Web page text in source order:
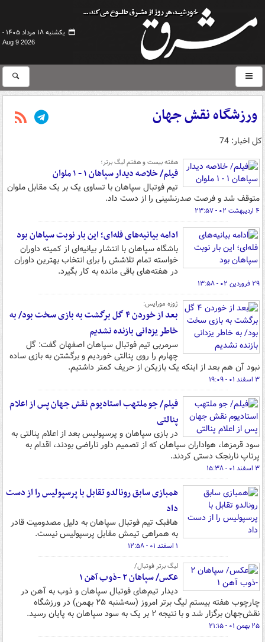
یکشنبه ۱۸ مرداد ۱۴۰۵ -
Aug 9 2026
ورزشگاه نقش جهان
کل اخبار: 74
هفته بیست و هفتم لیگ برتر؛
فیلم/ خلاصه دیدار سپاهان ۱ - ۱ ملوان
تیم فوتبال سپاهان با تساوی یک بر یک مقابل ملوان
متوقف شد و فرصت صدرنشینی را از دست داد.
۴ اردیبهشت ۰۲ - ۲۳:۵۷
ادامه بیانیه‌های فله‌ای؛ این بار نوبت سپاهان بود
باشگاه سپاهان با انتشار بیانیه‌ای از کمیته داوران
خواسته تمام تلاشش را برای انتخاب بهترین داوران
در هفته‌های باقی مانده به کار بگیرد.
۲۹ فروردین ۰۲ - ۱۳:۵۸
ژوزه مورایس:
بعد از خوردن ۴ گل برگشت به بازی سخت بود/ به
خاطر یزدانی بازنده نشدیم
سرمربی تیم فوتبال سپاهان اصفهان گفت: گل
چهارم را روی پنالتی خوردیم و برگشتن به بازی ساده
نبود آن هم بعد از اینکه یک بازیکن از حریف کمتر داشتیم.
۳ اسفند ۰۱ - ۱۹:۰۹
فیلم/ جو ملتهب استادیوم نقش جهان پس از اعلام
پنالتی
در بازی سپاهان و پرسپولیس بعد از اعلام پنالتی به
سود قرمزها، هواداران سپاهان که از تصمیم داور ناراضی بودند، اقدام به
پرتاپ نارنجک دستی کردند.
۳ اسفند ۰۱ - ۱۵:۳۸
همبازی سابق رونالدو تقابل با پرسپولیس را از دست
داد
هافبک تیم فوتبال سپاهان به دلیل مصدومیت قادر
به همراهی تیمش مقابل پرسپولیس نیست.
۱ اسفند ۰۱ - ۱۲:۵۸
لیگ برتر فوتبال/
عکس/ سپاهان ۲ -ذوب آهن ۱
دیدار تیم‌های فوتبال سپاهان و ذوب‌ به آهن در
چارچوب هفته بیستم لیگ برتر امروز (سه‌شنبه ۲۵ بهمن) در ورزشگاه
نقش‌جهان برگزار شد و با نتیجه ۲ بر یک به سود سپاهان به پایان رسید.
۲۵ بهمن ۰۱ - ۲۱:۱۵